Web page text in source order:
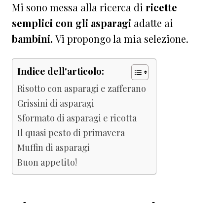
Mi sono messa alla ricerca di ricette
semplici con gli asparagi adatte ai
bambini. Vi propongo la mia selezione.
Indice dell'articolo:
Risotto con asparagi e zafferano
Grissini di asparagi
Sformato di asparagi e ricotta
Il quasi pesto di primavera
Muffin di asparagi
Buon appetito!